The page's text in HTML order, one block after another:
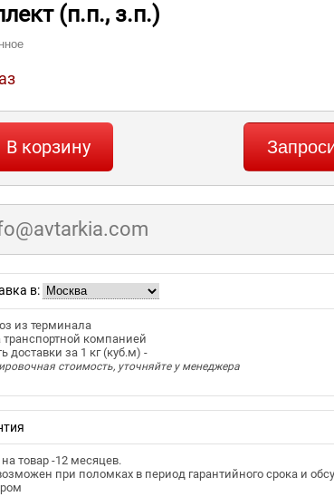
(п.п., з.п.)
В корзину
в:
из терминала
транспортной компанией
доставки за 1 кг (куб.м) -
стоимость, уточняйте у менеджера
товар -12 месяцев.
при поломках в период гарантийного срока и